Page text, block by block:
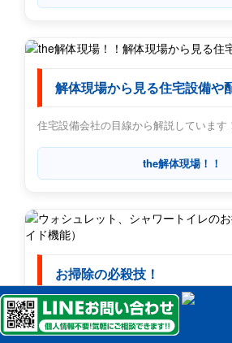
解体現場から見る住宅設備や
住宅設備会社の目線から解説しています！
the解体現場！！
お掃除の必殺技！
ウォシュレット、シャワートイレのスラ
す。